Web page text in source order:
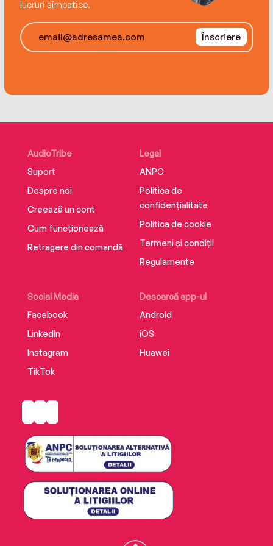
lucruri simpatice.
Înscriere
AudioTribe
Suport
Despre noi
Creează un cont
Cum funcționează
Retragere din comandă
Social Media
Facebook
LinkedIn
Instagram
TikTok
Descarcă app-ul
Android
iOS
Huawei
Legal
ANPC
Politica de
confidențialitate
Politica de cookie
Termeni și condiții
Regulamente